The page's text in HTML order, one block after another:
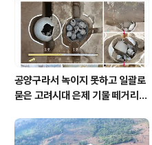
공양구라서 녹이지 못하고 일괄로
묻은 고려시대 은제 기물 떼거리로